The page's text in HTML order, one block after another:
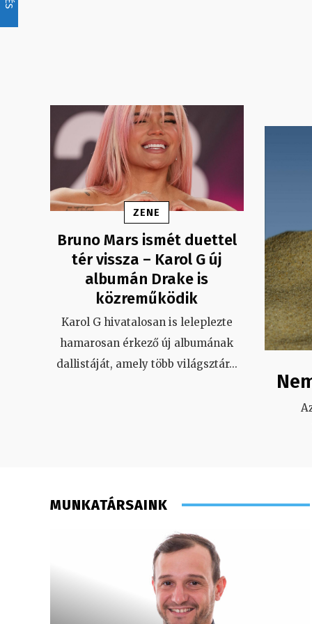
ZENE
Bruno Mars ismét duettel
tér vissza – Karol G új
albumán Drake is
közreműködik
Karol G hivatalosan is leleplezte
hamarosan érkező új albumának
dallistáját, amely több világsztár...
MUNKATÁRSAINK